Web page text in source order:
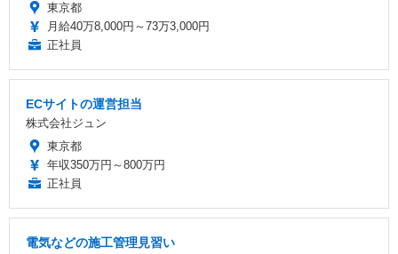
東京都
月給40万8,000円～73万3,000円
正社員
ECサイトの運営担当
株式会社ジュン
東京都
年収350万円～800万円
正社員
電気などの施工管理見習い